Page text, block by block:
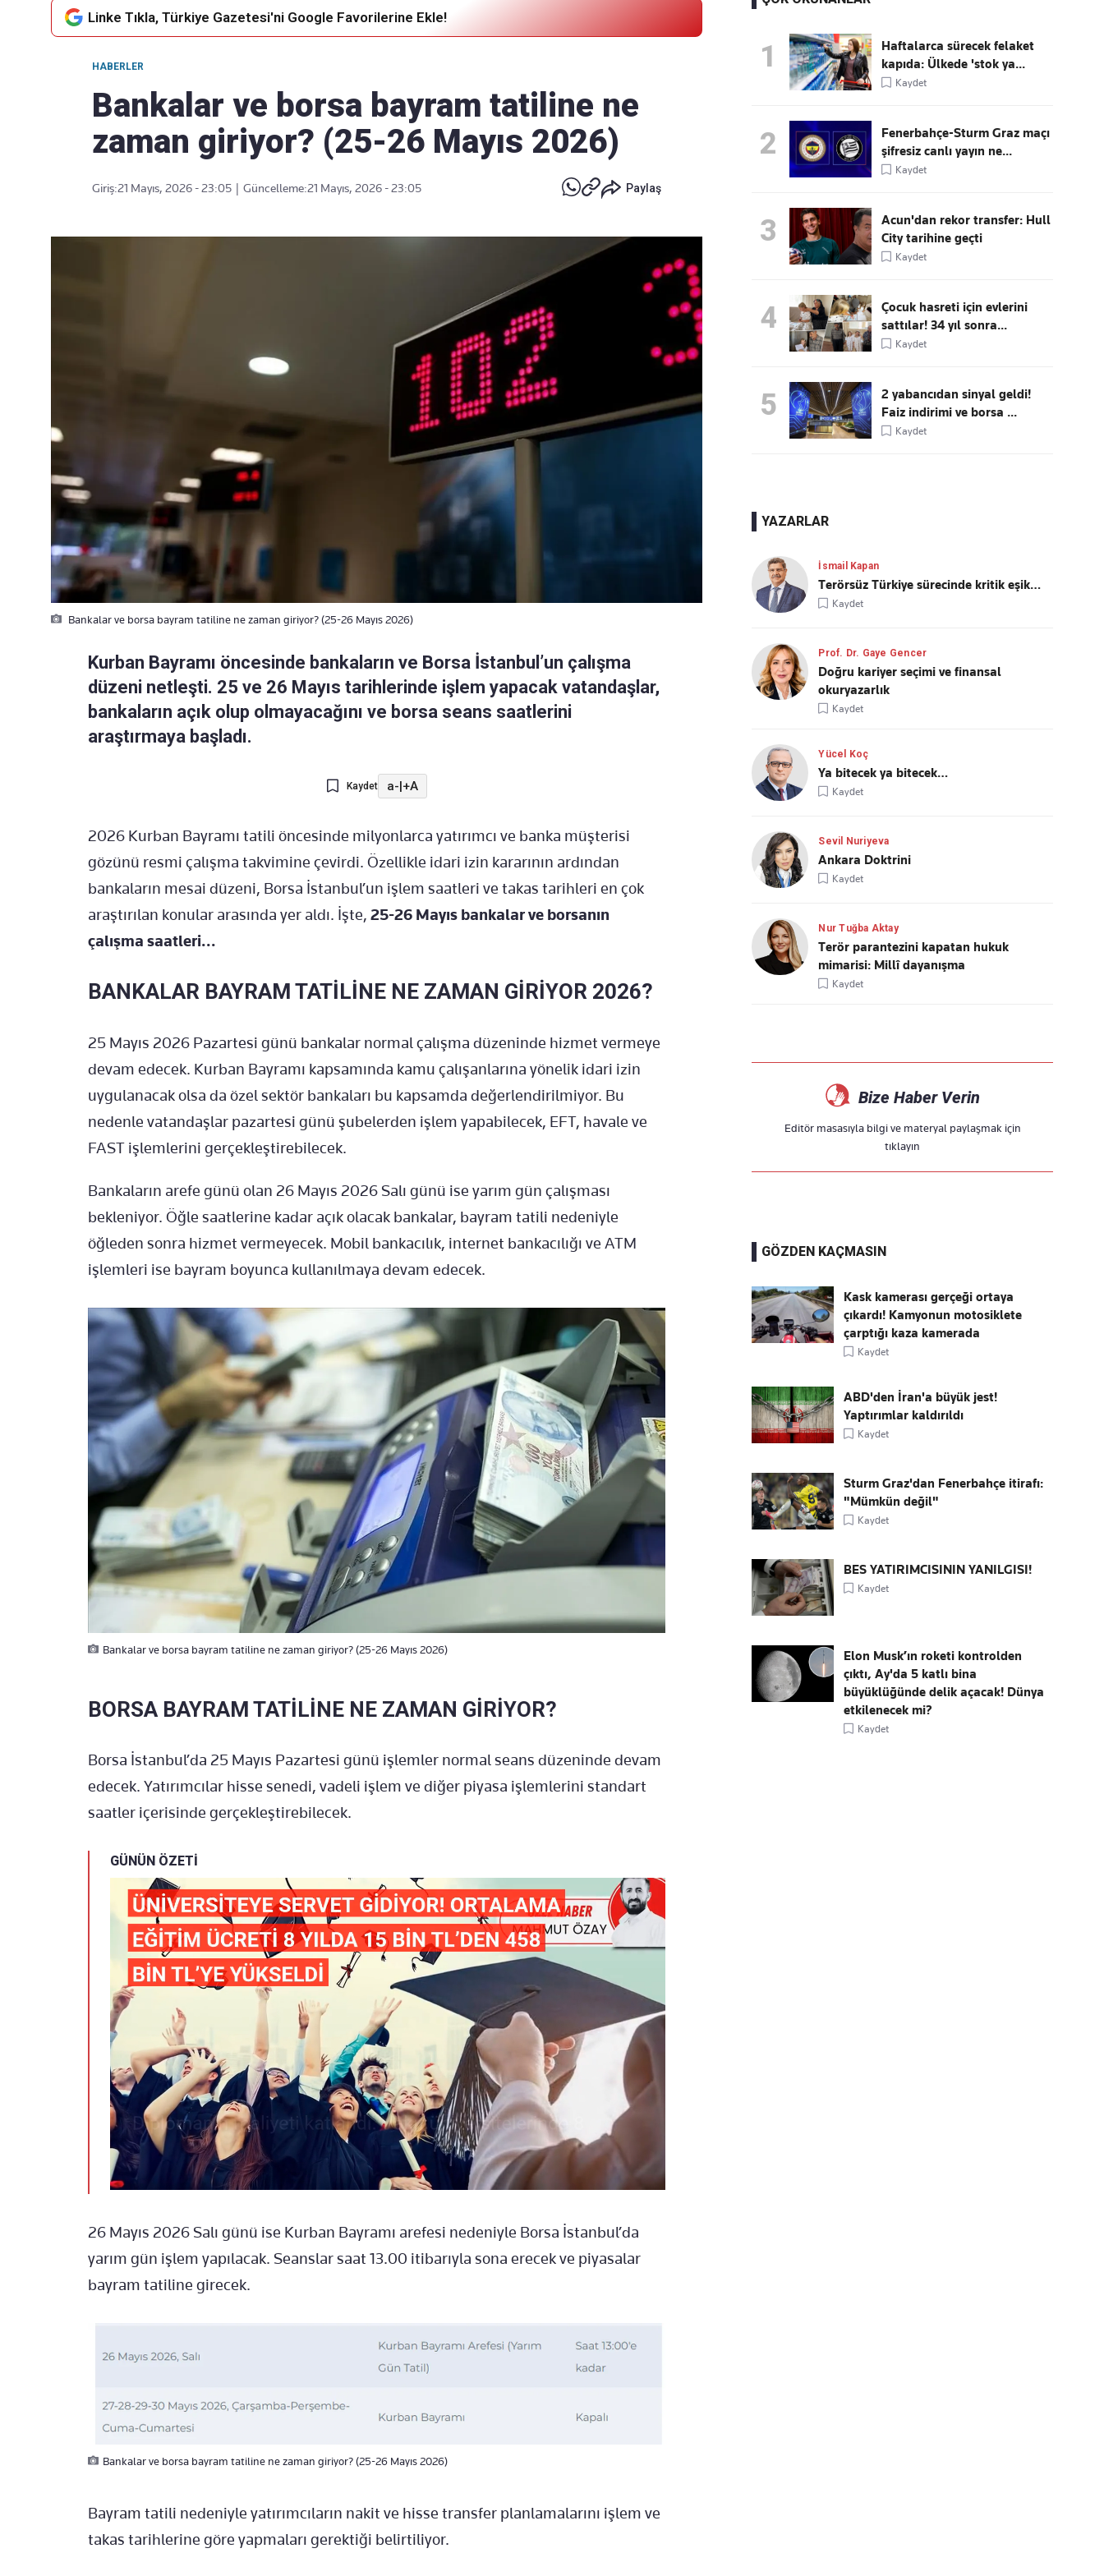
akışımıza ulaşın
göndermek içintıklayın
Kaçırmayın
Ücretsiz üye olun, gündemi
Linke Tıkla, Türkiye Gazetesi'ni Google Favorilerine Ekle!
HABERLER
Bankalar ve borsa bayram tatiline ne
zaman giriyor? (25-26 Mayıs 2026)
Giriş:21 Mayıs, 2026 - 23:05 Güncelleme:21 Mayıs, 2026 - 23:05 Paylaş
Bankalar ve borsa bayram tatiline ne zaman giriyor? (25-26 Mayıs 2026)
Kurban Bayramı öncesinde bankaların ve Borsa İstanbul’un çalışma
düzeni netleşti. 25 ve 26 Mayıs tarihlerinde işlem yapacak vatandaşlar,
bankaların açık olup olmayacağını ve borsa seans saatlerini
araştırmaya başladı.
Kaydet a-|+A
2026 Kurban Bayramı tatili öncesinde milyonlarca yatırımcı ve banka müşterisi
gözünü resmi çalışma takvimine çevirdi. Özellikle idari izin kararının ardından
bankaların mesai düzeni, Borsa İstanbul’un işlem saatleri ve takas tarihleri en çok
araştırılan konular arasında yer aldı. İşte, 25-26 Mayıs bankalar ve borsanın
çalışma saatleri...
BANKALAR BAYRAM TATİLİNE NE ZAMAN GİRİYOR 2026?
25 Mayıs 2026 Pazartesi günü bankalar normal çalışma düzeninde hizmet vermeye
devam edecek. Kurban Bayramı kapsamında kamu çalışanlarına yönelik idari izin
uygulanacak olsa da özel sektör bankaları bu kapsamda değerlendirilmiyor. Bu
nedenle vatandaşlar pazartesi günü şubelerden işlem yapabilecek, EFT, havale ve
FAST işlemlerini gerçekleştirebilecek.
Bankaların arefe günü olan 26 Mayıs 2026 Salı günü ise yarım gün çalışması
bekleniyor. Öğle saatlerine kadar açık olacak bankalar, bayram tatili nedeniyle
öğleden sonra hizmet vermeyecek. Mobil bankacılık, internet bankacılığı ve ATM
işlemleri ise bayram boyunca kullanılmaya devam edecek.
Bankalar ve borsa bayram tatiline ne zaman giriyor? (25-26 Mayıs 2026)
BORSA BAYRAM TATİLİNE NE ZAMAN GİRİYOR?
Borsa İstanbul’da 25 Mayıs Pazartesi günü işlemler normal seans düzeninde devam
edecek. Yatırımcılar hisse senedi, vadeli işlem ve diğer piyasa işlemlerini standart
saatler içerisinde gerçekleştirebilecek.
GÜNÜN ÖZETİ
26 Mayıs 2026 Salı günü ise Kurban Bayramı arefesi nedeniyle Borsa İstanbul’da
yarım gün işlem yapılacak. Seanslar saat 13.00 itibarıyla sona erecek ve piyasalar
bayram tatiline girecek.
Bankalar ve borsa bayram tatiline ne zaman giriyor? (25-26 Mayıs 2026)
Bayram tatili nedeniyle yatırımcıların nakit ve hisse transfer planlamalarını işlem ve
takas tarihlerine göre yapmaları gerektiği belirtiliyor.
1
Haftalarca sürecek felaket
kapıda: Ülkede 'stok ya...
Kaydet
2
Fenerbahçe-Sturm Graz maçı
şifresiz canlı yayın ne...
Kaydet
3
Acun'dan rekor transfer: Hull
City tarihine geçti
Kaydet
4
Çocuk hasreti için evlerini
sattılar! 34 yıl sonra...
Kaydet
5
2 yabancıdan sinyal geldi!
Faiz indirimi ve borsa ...
Kaydet
YAZARLAR
İsmail Kapan
Terörsüz Türkiye sürecinde kritik eşik…
Kaydet
Prof. Dr. Gaye Gencer
Doğru kariyer seçimi ve finansal
okuryazarlık
Kaydet
Yücel Koç
Ya bitecek ya bitecek…
Kaydet
Sevil Nuriyeva
Ankara Doktrini
Kaydet
Nur Tuğba Aktay
Terör parantezini kapatan hukuk
mimarisi: Millî dayanışma
Kaydet
Bize Haber Verin
Editör masasıyla bilgi ve materyal paylaşmak için
tıklayın
GÖZDEN KAÇMASIN
Kask kamerası gerçeği ortaya
çıkardı! Kamyonun motosiklete
çarptığı kaza kamerada
Kaydet
ABD'den İran'a büyük jest!
Yaptırımlar kaldırıldı
Kaydet
Sturm Graz'dan Fenerbahçe itirafı:
"Mümkün değil"
Kaydet
BES YATIRIMCISININ YANILGISI!
Kaydet
Elon Musk’ın roketi kontrolden
çıktı, Ay'da 5 katlı bina
büyüklüğünde delik açacak! Dünya
etkilenecek mi?
Kaydet